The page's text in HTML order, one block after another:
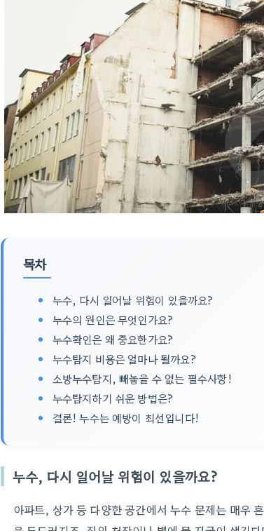
목차
누수, 다시 일어날 위험이 있을까요?
누수의 원인은 무엇인가요?
누수확인은 왜 중요한가요?
누수탐지 비용은 얼마나 될까요?
소방누수탐지, 빼놓을 수 없는 필수사항!
누수탐지하기 쉬운 방법은?
결론! 누수는 예방이 최선입니다!
누수, 다시 일어날 위험이 있을까요?
아파트, 상가 등 다양한 공간에서 누수 문제는 매우